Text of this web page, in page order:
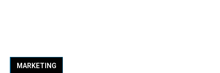
MARKETING